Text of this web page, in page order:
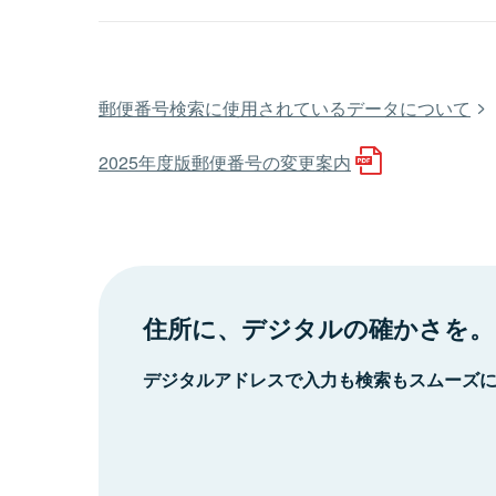
郵便番号検索に使用されているデータについて
2025年度版郵便番号の変更案内
住所に、デジタルの確かさを。
デジタルアドレスで入力も検索もスムーズ